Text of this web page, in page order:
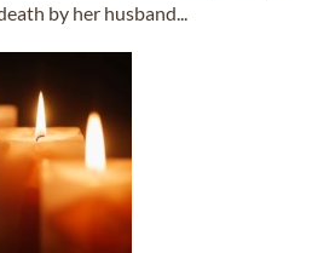
by her husband...